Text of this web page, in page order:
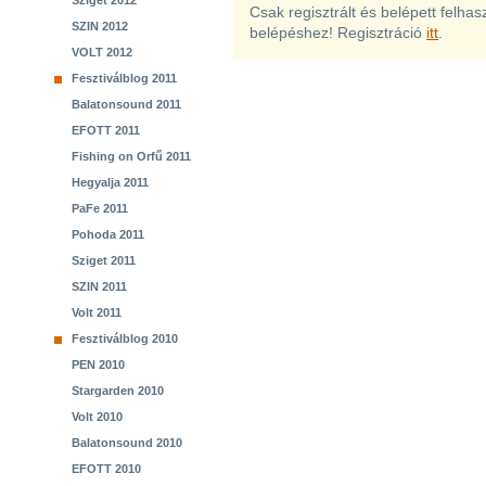
SZIN 2012
VOLT 2012
Fesztiválblog 2011
Balatonsound 2011
EFOTT 2011
Fishing on Orfű 2011
Hegyalja 2011
PaFe 2011
Pohoda 2011
Sziget 2011
SZIN 2011
Volt 2011
Fesztiválblog 2010
PEN 2010
Stargarden 2010
Volt 2010
Balatonsound 2010
EFOTT 2010
Csak regisztrált és belépett
belépéshez! Regisztráció itt